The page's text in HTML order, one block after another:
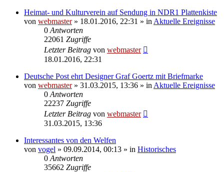
Heimat- und Kulturverein auf Sendung in NDR1 Plattenkiste
von webmaster» 18.01.2016, 22:31 » in Aktuelle Ereignisse
0 Antworten
22061 Zugriffe
Letzter Beitrag von webmaster
18.01.2016, 22:31
Deutsche Post ehrt Designer Graf Goertz mit Briefmarke
von webmaster» 31.03.2015, 13:36 » in Aktuelle Ereignisse
0 Antworten
22237 Zugriffe
Letzter Beitrag von webmaster
31.03.2015, 13:36
Interessantes von den Welfen
von vogel » 09.09.2014, 00:13 » in Historisches
0 Antworten
35662 Zugriffe